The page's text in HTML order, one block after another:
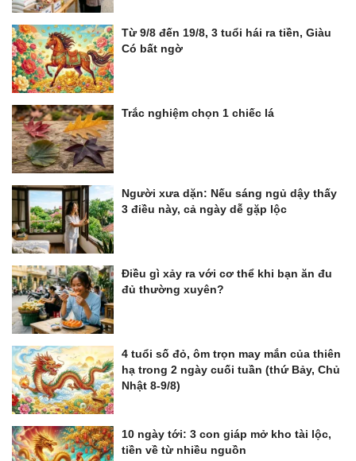
Từ 9/8 đến 19/8, 3 tuổi hái ra tiền, Giàu
Có bất ngờ
Trắc nghiệm chọn 1 chiếc lá
Người xưa dặn: Nếu sáng ngủ dậy thấy
3 điều này, cả ngày dễ gặp lộc
Điều gì xảy ra với cơ thể khi bạn ăn đu
đủ thường xuyên?
4 tuổi số đỏ, ôm trọn may mắn của thiên
hạ trong 2 ngày cuối tuần (thứ Bảy, Chủ
Nhật 8-9/8)
10 ngày tới: 3 con giáp mở kho tài lộc,
tiền về từ nhiều nguồn